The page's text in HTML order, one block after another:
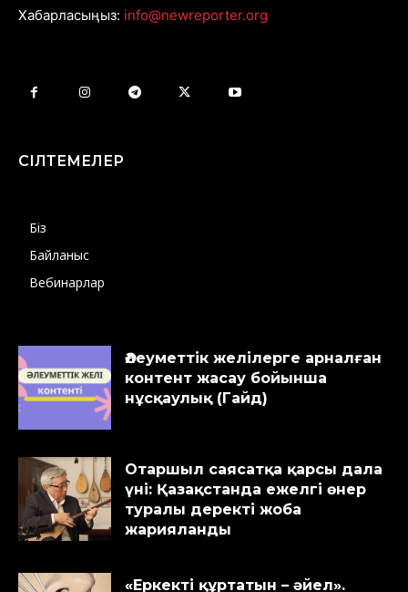
Хабарласыңыз: info@newreporter.org
СІЛТЕМЕЛЕР
Біз
Байланыс
Вебинарлар
Әлеуметтік желілерге арналған
контент жасау бойынша
нұсқаулық (Гайд)
Отаршыл саясатқа қарсы дала
үні: Қазақстанда ежелгі өнер
туралы деректі жоба
жарияланды
«Еркекті құртатын – әйел».